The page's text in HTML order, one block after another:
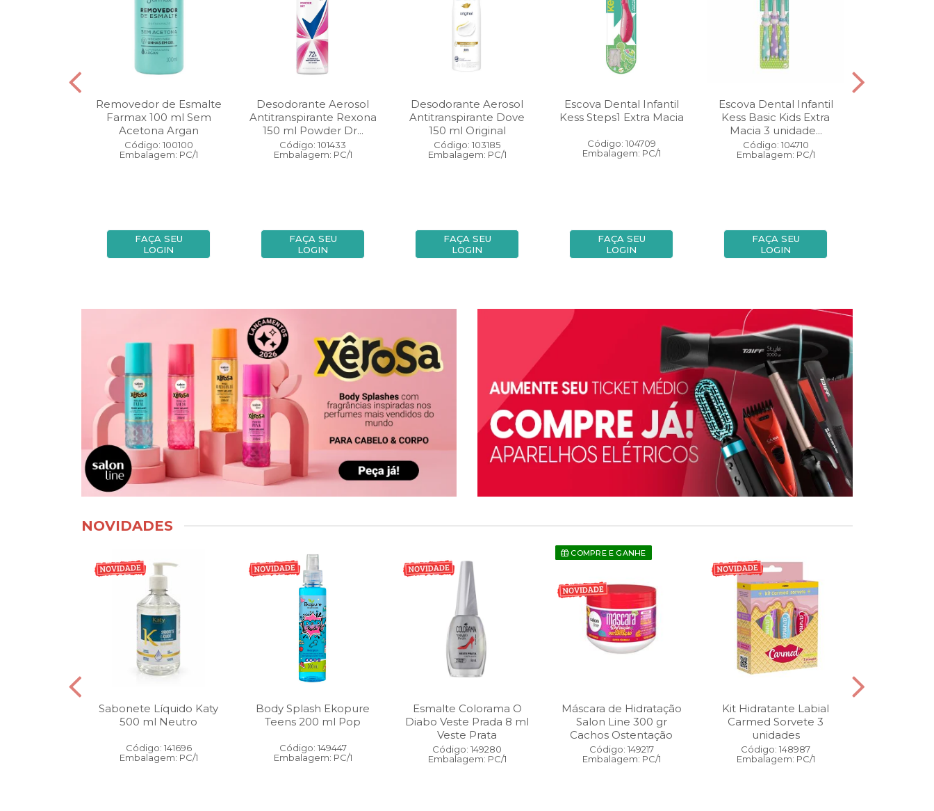
Removedor de Esmalte
Farmax 100 ml Sem
Acetona Argan
Código: 100100
Embalagem: PC/1
FAÇA SEU
LOGIN
Desodorante Aerosol
Antitranspirante Rexona
150 ml Powder Dr...
Código: 101433
Embalagem: PC/1
FAÇA SEU
LOGIN
Desodorante Aerosol
Antitranspirante Dove
150 ml Original
Código: 103185
Embalagem: PC/1
FAÇA SEU
LOGIN
Escova Dental Infantil
Kess Steps1 Extra Macia
Código: 104709
Embalagem: PC/1
FAÇA SEU
LOGIN
Escova Dental Infantil
Kess Basic Kids Extra
Macia 3 unidade...
Código: 104710
Embalagem: PC/1
FAÇA SEU
LOGIN
NOVIDADES
Sabonete Líquido Katy
500 ml Neutro
Código: 141696
Embalagem: PC/1
Body Splash Ekopure
Teens 200 ml Pop
Código: 149447
Embalagem: PC/1
Esmalte Colorama O
Diabo Veste Prada 8 ml
Veste Prata
Código: 149280
Embalagem: PC/1
COMPRE E GANHE
Máscara de Hidratação
Salon Line 300 gr
Cachos Ostentação
Código: 149217
Embalagem: PC/1
Kit Hidratante Labial
Carmed Sorvete 3
unidades
Código: 148987
Embalagem: PC/1